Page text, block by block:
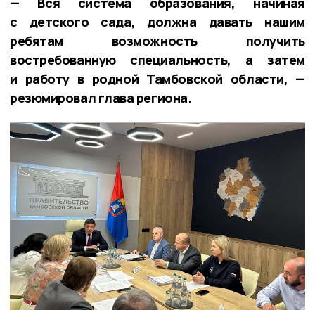
с детского сада, должна давать нашим
ребятам возможность получить
востребованную специальность, а затем
и работу в родной Тамбовской области, —
резюмировал глава региона.